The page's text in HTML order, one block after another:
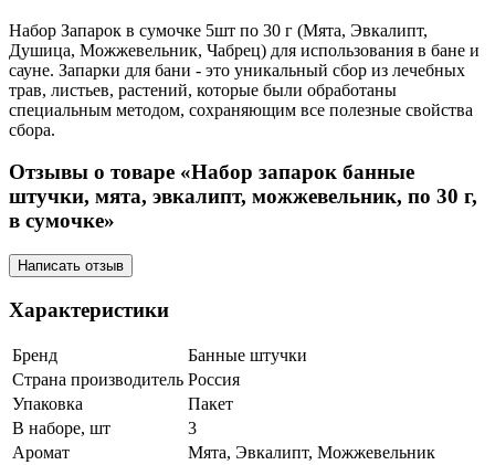
Набор Запарок в сумочке 5шт по 30 г (Мята, Эвкалипт,
Душица, Можжевельник, Чабрец) для использования в бане и
сауне. Запарки для бани - это уникальный сбор из лечебных
трав, листьев, растений, которые были обработаны
специальным методом, сохраняющим все полезные свойства
сбора.
Отзывы о товаре «Набор запарок банные
штучки, мята, эвкалипт, можжевельник, по 30 г,
в сумочке»
Написать отзыв
Характеристики
Бренд
Банные штучки
Страна производитель Россия
Упаковка
Пакет
В наборе, шт
3
Аромат
Мята, Эвкалипт, Можжевельник